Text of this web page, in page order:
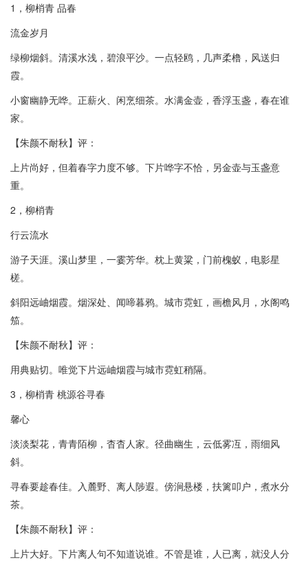
1，柳梢青 品春
流金岁月
绿柳烟斜。清溪水浅，碧浪平沙。一点轻鸥，几声柔橹，风送归
霞。
小窗幽静无哗。正薪火、闲烹细茶。水满金壶，香浮玉盏，春在谁
家。
【朱颜不耐秋】评：
上片尚好，但着春字力度不够。下片哗字不恰，另金壶与玉盏意
重。
2，柳梢青
行云流水
游子天涯。溪山梦里，一霎芳华。枕上黄粱，门前槐蚁，电影星
槎。
斜阳远岫烟霞。烟深处、闻啼暮鸦。城市霓虹，画檐风月，水阁鸣
笳。
【朱颜不耐秋】评：
用典贴切。唯觉下片远岫烟霞与城市霓虹稍隔。
3，柳梢青 桃源谷寻春
馨心
淡淡梨花，青青陌柳，杳杳人家。径曲幽生，云低雾冱，雨细风
斜。
寻春要趁春佳。入麓野、离人陟遐。傍涧悬楼，扶篱叩户，煮水分
茶。
【朱颜不耐秋】评：
上片大好。下片离人句不知道说谁。不管是谁，人已离，就没人分